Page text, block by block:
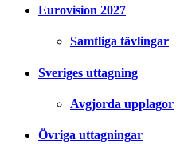
Eurovision 2027
Samtliga tävlingar
Sveriges uttagning
Avgjorda upplagor
Övriga uttagningar